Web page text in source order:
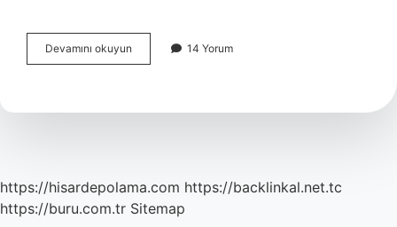
Devamını okuyun
Eden
Alır
14 Yorum
https://hisardepolama.com https://backlinkal.net.tc
https://buru.com.tr Sitemap